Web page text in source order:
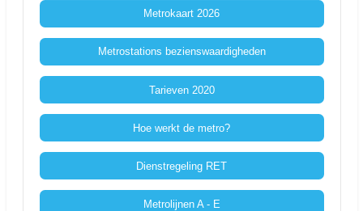
Metrokaart 2026
Metrostations bezienswaardigheden
Tarieven 2020
Hoe werkt de metro?
Dienstregeling RET
Metrolijnen A - E